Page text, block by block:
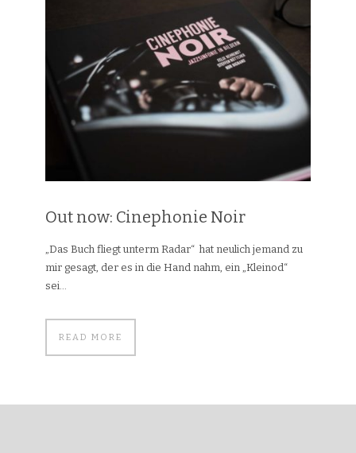
Out now: Cinephonie Noir
„Das Buch fliegt unterm Radar“ hat neulich jemand zu
mir gesagt, der es in die Hand nahm, ein „Kleinod“
sei...
READ MORE